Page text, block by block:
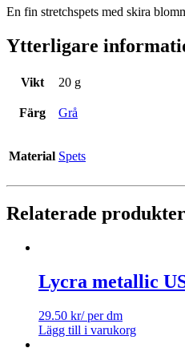
En fin stretchspets med skira
Ytterligare
Vikt 20 g
Färg Grå
Material Spets
Relaterade produkter
Lycra metallic
29.50 kr/ per dm
Lägg till i varukorg